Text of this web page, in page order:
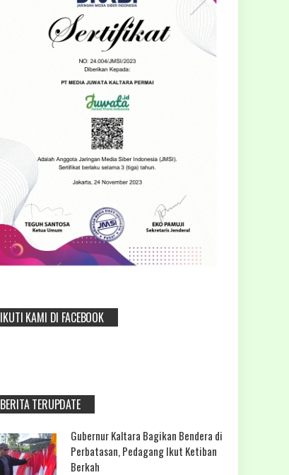
IKUTI KAMI DI FACEBOOK
BERITA TERUPDATE
Gubernur Kaltara Bagikan Bendera di
Perbatasan, Pedagang Ikut Ketiban
Berkah